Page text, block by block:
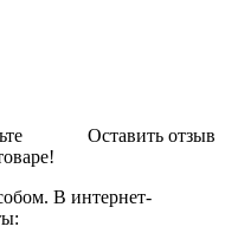
Оставить отзыв
В интернет-